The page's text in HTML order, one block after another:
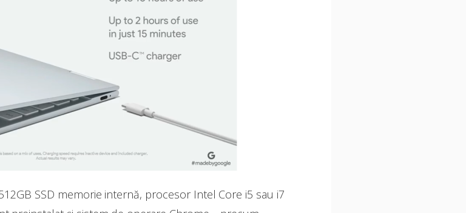
SSD memorie internă, procesor Intel Core i5 sau i7